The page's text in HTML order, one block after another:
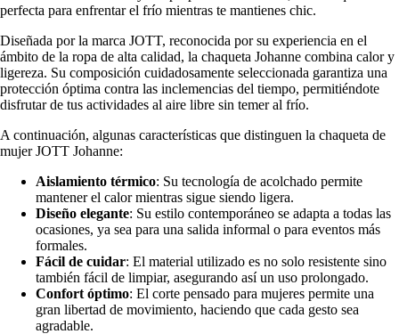
perfecta para enfrentar el frío mientras te mantienes chic.
Diseñada por la marca JOTT, reconocida por su experiencia en el
ámbito de la ropa de alta calidad, la chaqueta Johanne combina calor y
ligereza. Su composición cuidadosamente seleccionada garantiza una
protección óptima contra las inclemencias del tiempo, permitiéndote
disfrutar de tus actividades al aire libre sin temer al frío.
A continuación, algunas características que distinguen la chaqueta de
mujer JOTT Johanne:
Aislamiento térmico: Su tecnología de acolchado permite
mantener el calor mientras sigue siendo ligera.
Diseño elegante: Su estilo contemporáneo se adapta a todas las
ocasiones, ya sea para una salida informal o para eventos más
formales.
Fácil de cuidar: El material utilizado es no solo resistente sino
también fácil de limpiar, asegurando así un uso prolongado.
Confort óptimo: El corte pensado para mujeres permite una
gran libertad de movimiento, haciendo que cada gesto sea
agradable.